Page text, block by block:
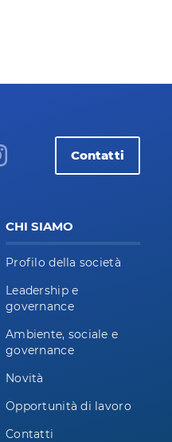
Contatti
CHI SIAMO
Profilo della società
Leadership e
governance
Ambiente, sociale e
governance
Novità
Opportunità di lavoro
Contatti